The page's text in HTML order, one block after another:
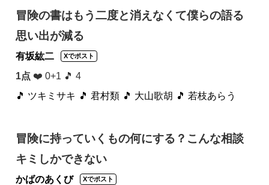
冒険の書はもう二度と消えなくて僕らの語る
思い出が減る
有坂紘二 Xでポスト
1点 ❤️ 0+1 🎵 4
🎵 ツキミサキ 🎵 君村類 🎵 大山歌胡 🎵 若枝あらう
冒険に持っていくもの何にする？こんな相談
キミしかできない
かばのあくび Xでポスト